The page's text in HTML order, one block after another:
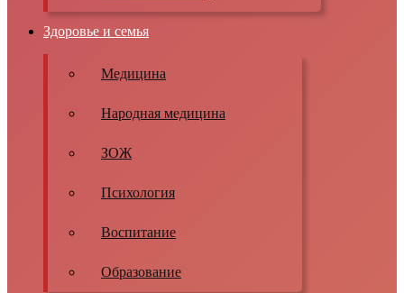
Здоровье и семья
Медицина
Народная медицина
ЗОЖ
Психология
Воспитание
Образование